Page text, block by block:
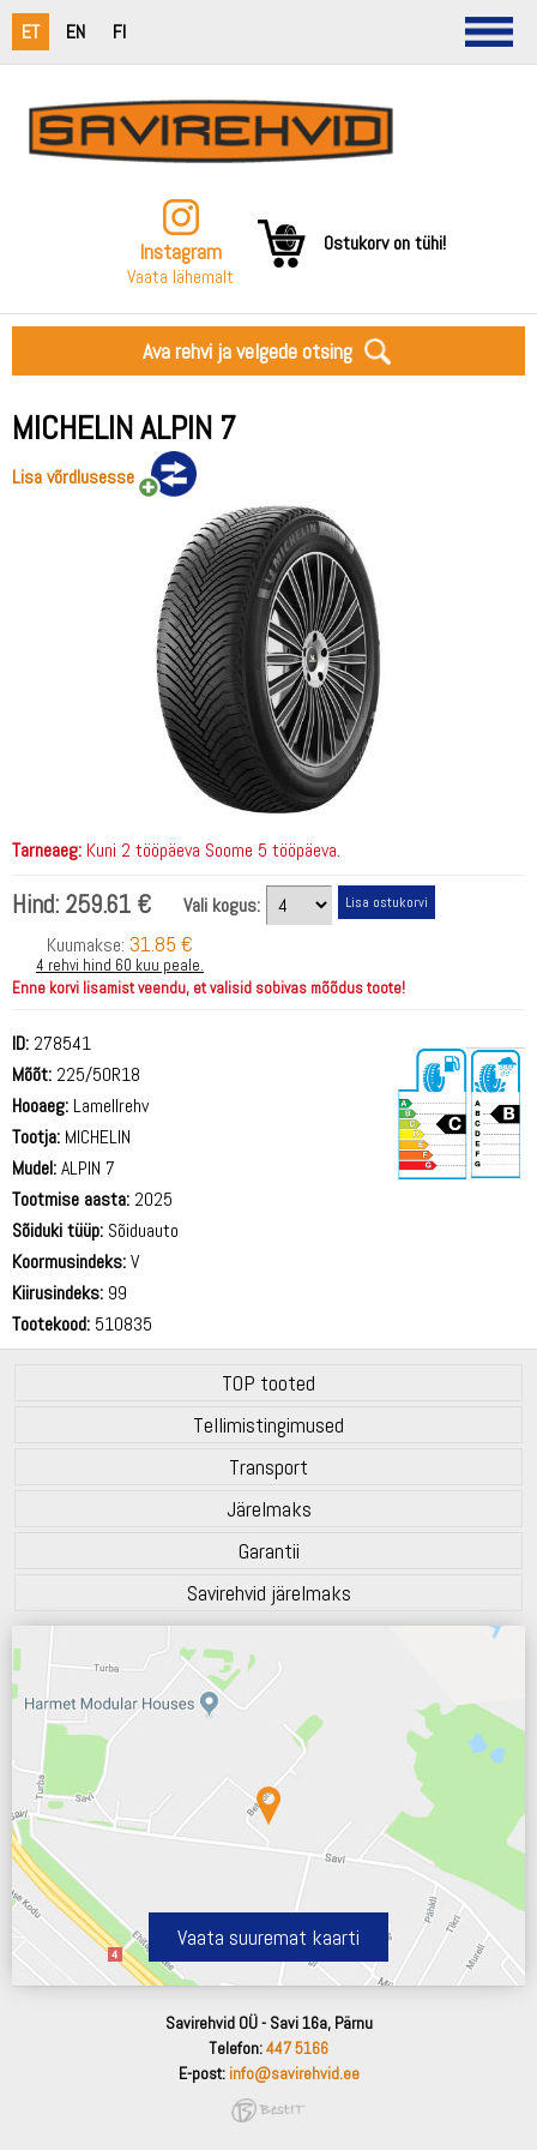
ET EN FI
Instagram
Vaata lähemalt
Ostukorv on tühi!
Ava rehvi ja velgede otsing
MICHELIN ALPIN 7
Lisa võrdlusesse
Tarneaeg: Kuni 2 tööpäeva Soome 5 tööpäeva.
Hind: 259.61 €
Vali kogus:
Kuumakse: 31.85 €
4 rehvi hind 60 kuu peale.
Enne korvi lisamist veendu, et valisid sobivas mõõdus toote!
ID: 278541
Mõõt: 225/50R18
Hooaeg: Lamellrehv
Tootja: MICHELIN
Mudel:ALPIN 7
Tootmise aasta: 2025
Sõiduki tüüp: Sõiduauto
Koormusindeks:V
Kiirusindeks: 99
Tootekood: 510835
TOP tooted
Tellimistingimused
Transport
Järelmaks
Garantii
Savirehvid järelmaks
Vaata suuremat kaarti
Savirehvid OÜ - Savi 16a, Pärnu
Telefon:447 5166
E-post: info@savirehvid.ee